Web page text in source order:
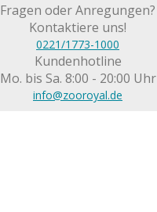
Fragen oder Anregungen?
Kontaktiere uns!
0221/1773-1000
Kundenhotline
Mo. bis Sa. 8:00 - 20:00 Uhr
info@zooroyal.de